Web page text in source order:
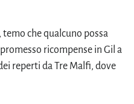
temo che qualcuno possa
ricompense in Gil a
reperti da Tre Malfi, dove